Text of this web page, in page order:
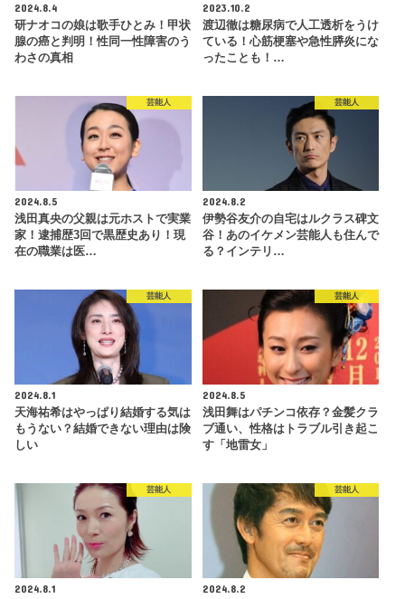
2024.8.4
研ナオコの娘は歌手ひとみ！甲状
腺の癌と判明！性同一性障害のう
わさの真相
2023.10.2
渡辺徹は糖尿病で人工透析をうけ
ている！心筋梗塞や急性膵炎にな
ったことも！…
芸能人
2024.8.5
浅田真央の父親は元ホストで実業
家！逮捕歴3回で黒歴史あり！現
在の職業は医…
芸能人
2024.8.2
伊勢谷友介の自宅はルクラス碑文
谷！あのイケメン芸能人も住んで
る？インテリ…
芸能人
2024.8.1
天海祐希はやっぱり結婚する気は
もうない？結婚できない理由は険
しい
芸能人
2024.8.5
浅田舞はパチンコ依存？金髪クラ
ブ通い、性格はトラブル引き起こ
す「地雷女」
芸能人
2024.8.1
芸能人
2024.8.2